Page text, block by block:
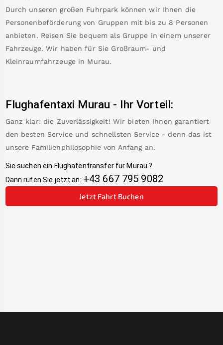
Durch unseren großen Fuhrpark können wir Ihnen die
Personenbeförderung von Gruppen mit bis zu 8 Personen
anbieten. Reisen Sie bequem als Gruppe in einem unserer
Fahrzeuge. Wir haben für Sie Großraum- und
Kleinraumfahrzeuge in Murau.
Flughafentaxi Murau - Ihr Vorteil:
Ganz klar: die Zuverlässigkeit! Wir bieten Ihnen garantiert
den besten Service und schnellsten Service - denn das ist
unsere Familienphilosophie von Anfang an.
Sie suchen ein Flughafentransfer für Murau ?
Dann rufen Sie jetzt an: +43 667 795 9082
Jetzt Fahrt Buchen